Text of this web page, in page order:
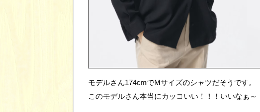
モデルさん174cmでMサイズのシャツだそうです。
このモデルさん本当にカッコいい！！！いいなぁ～